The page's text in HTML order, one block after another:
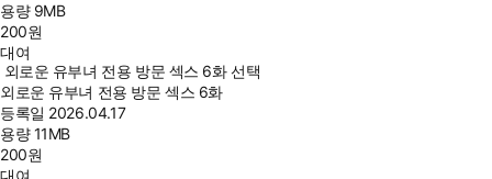
용량 9MB
200원
대여
외로운 유부녀 전용 방문 섹스 6화 선택
외로운 유부녀 전용 방문 섹스 6화
등록일 2026.04.17
용량11MB
200원
대여